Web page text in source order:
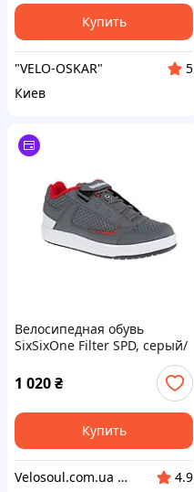
Купить
"VELO-OSKAR"
5
Киев
Велосипедная обувь
SixSixOne Filter SPD, серый/
30,5 см
1 020₴
Купить
Velosoul.com.ua — магазин качественных велотоваров от известных брендов.
4.9